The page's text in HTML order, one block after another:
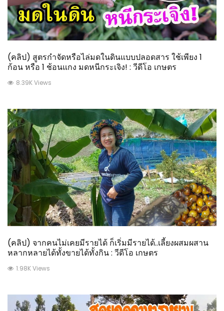
(คลิป) สูตรกำจัดหรือไล่มดในดินแบบปลอดสาร ใช้เพียง 1
ก้อน หรือ 1 ช้อนแกง มดหนีกระเจิง! : วีดีโอ เกษตร
8.39K Views
(คลิป) จากคนไม่เคยมีรายได้ ก็เริ่มมีรายได้..เลี้ยงผสมผสาน
หลากหลายได้ทั้งขายได้ทั้งกิน : วีดีโอ เกษตร
1.98K Views